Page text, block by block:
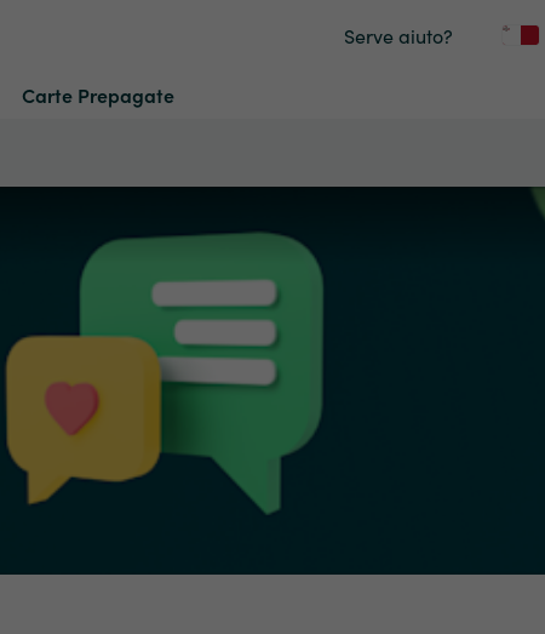
Serve aiuto?
Carte Prepagate